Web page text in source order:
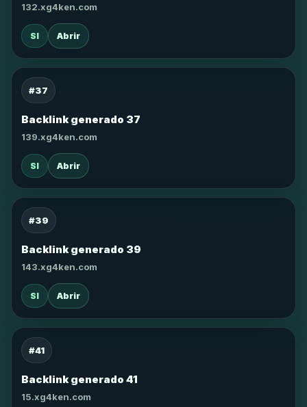
132.xg4ken.com
SI Abrir
#37
Backlink generado 37
139.xg4ken.com
SI Abrir
#39
Backlink generado 39
143.xg4ken.com
SI Abrir
#41
Backlink generado 41
15.xg4ken.com